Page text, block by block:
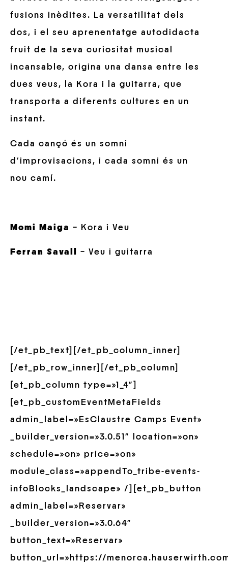
fusions inèdites. La versatilitat dels
dos, i el seu aprenentatge autodidacta
fruit de la seva curiositat musical
incansable, origina una dansa entre les
dues veus, la Kora i la guitarra, que
transporta a diferents cultures en un
instant.
Cada cançó és un somni
d’improvisacions, i cada somni és un
nou camí.
Momi Maiga – Kora i Veu
Ferran Savall – Veu i guitarra
[/et_pb_text][/et_pb_column_inner]
[/et_pb_row_inner][/et_pb_column]
[et_pb_column type=»1_4″]
[et_pb_customEventMetaFields
admin_label=»EsClaustre Camps Event»
_builder_version=»3.0.51″ location=»on»
schedule=»on» price=»on»
module_class=»appendTo_tribe-events-
infoBlocks_landscape» /][et_pb_button
admin_label=»Reservar»
_builder_version=»3.0.64″
button_text=»Reservar»
button_url=»https://